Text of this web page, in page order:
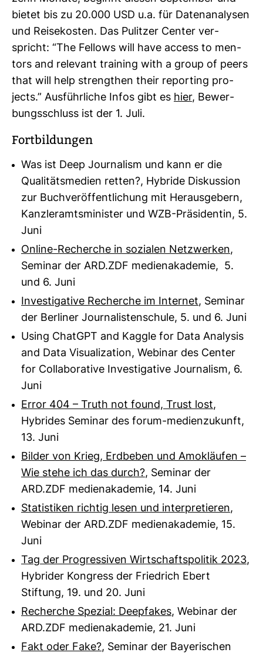
bietet bis zu 20.000 USD u.a. für Daten­ana­lysen
und Rei­se­kosten. Das Pulitzer Center ver­
spricht: “The Fel­lows will have access to men­
tors and rele­vant trai­ning with a group of peers
that will help streng­then their repor­ting pro­
jects.” Aus­führ­liche Infos gibt es hier, Bewer­
bungs­schluss ist der 1. Juli.
Fort­bil­dungen
Was ist Deep Journalism und kann er die
Qualitätsmedien retten?, Hybride Diskussion
zur Buchveröffentlichung mit Herausgebern,
Kanzleramtsminister und WZB-Präsidentin, 5.
Juni
Online-Recherche in sozialen Netzwerken,
Seminar der ARD.ZDF medienakademie, 5.
und 6. Juni
Investigative Recherche im Internet, Seminar
der Berliner Journalistenschule, 5. und 6. Juni
Using ChatGPT and Kaggle for Data Analysis
and Data Visualization, Webinar des Center
for Collaborative Investigative Journalism, 6.
Juni
Error 404 – Truth not found, Trust lost,
Hybrides Seminar des forum-medienzukunft,
13. Juni
Bilder von Krieg, Erdbeben und Amokläufen –
Wie stehe ich das durch?, Seminar der
ARD.ZDF medienakademie, 14. Juni
Statistiken richtig lesen und interpretieren,
Webinar der ARD.ZDF medienakademie, 15.
Juni
Tag der Progressiven Wirtschaftspolitik 2023,
Hybrider Kongress der Friedrich Ebert
Stiftung, 19. und 20. Juni
Recherche Spezial: Deepfakes, Webinar der
ARD.ZDF medienakademie, 21. Juni
Fakt oder Fake?, Seminar der Bayerischen